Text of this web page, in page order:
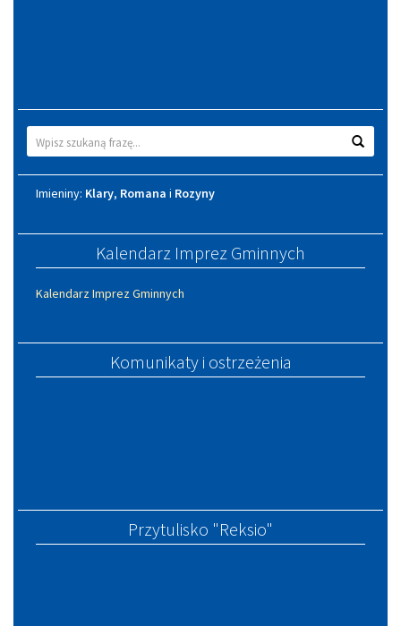
Wyszukiwarka
Imieniny
Imieniny: Klary, Romana i Rozyny
Kalendarz Imprez Gminnych
Kalendarz Imprez Gminnych
Komunikaty i ostrzeżenia
Przytulisko "Reksio"